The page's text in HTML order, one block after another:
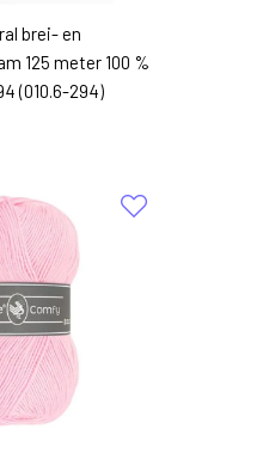
brei- en
125 meter 100 %
(010.6-294)